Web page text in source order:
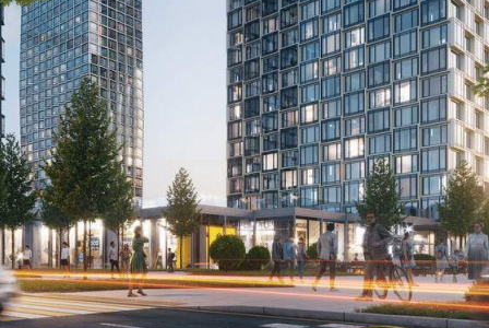
ежеквартальные платежи. Предоставляется на 18 месяцев, но
не позднее августа 2027 года. ПВ...
144 (+2)
Навигация
Характеристики
О помещении
Где находится
Контакты
Другие объявления
Характеристики помещения
№ объявления
121966
Дата размещения
25.12.2025
Город